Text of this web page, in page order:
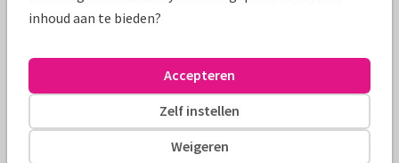
achtergrond in terra roze en stijlvolle typografie.
Alle kaarten zijn helemaal naar wens aan te passen
Manique
inhoud aan te bieden?
Weigeren
Zelf instellen
Accepteren